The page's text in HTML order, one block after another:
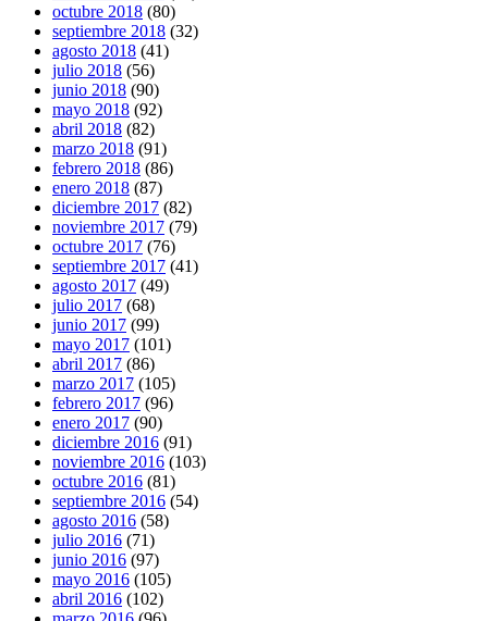
octubre 2018 (80)
septiembre 2018 (32)
agosto 2018 (41)
julio 2018 (56)
junio 2018 (90)
mayo 2018 (92)
abril 2018 (82)
marzo 2018 (91)
febrero 2018 (86)
enero 2018 (87)
diciembre 2017 (82)
noviembre 2017 (79)
octubre 2017 (76)
septiembre 2017 (41)
agosto 2017 (49)
julio 2017 (68)
junio 2017 (99)
mayo 2017 (101)
abril 2017 (86)
marzo 2017 (105)
febrero 2017 (96)
enero 2017 (90)
diciembre 2016 (91)
noviembre 2016 (103)
octubre 2016 (81)
septiembre 2016 (54)
agosto 2016 (58)
julio 2016 (71)
junio 2016 (97)
mayo 2016 (105)
abril 2016 (102)